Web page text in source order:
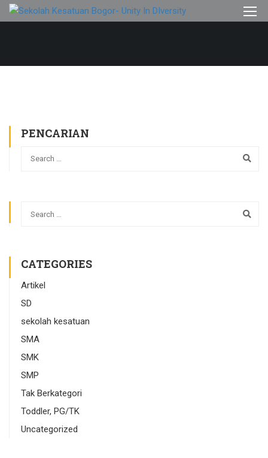
PENCARIAN
CATEGORIES
Artikel
SD
sekolah kesatuan
SMA
SMK
SMP
Tak Berkategori
Toddler, PG/TK
Uncategorized